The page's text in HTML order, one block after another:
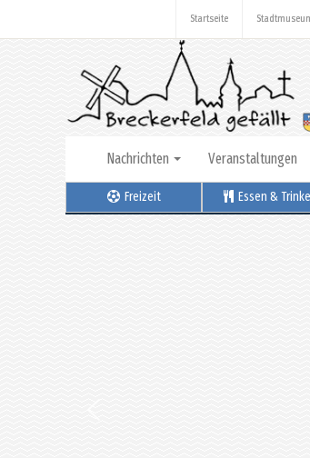
Startseite
Nachrichten Veranstaltungen
Freizeit Essen &